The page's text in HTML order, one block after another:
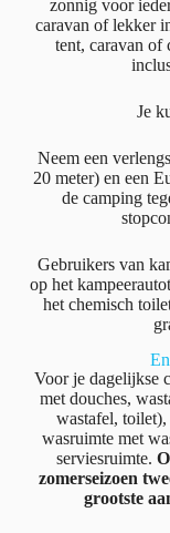
zonnig voor
caravan of lekker
tent, caravan of
Je
Neem een
20 meter) en een
de camping
Gebruikers van
op het
het chemisch
Voor je dagelijkse
met douches,
wastafel,
wasruimte met
serviesruimte.
zomerseizoen
grootste